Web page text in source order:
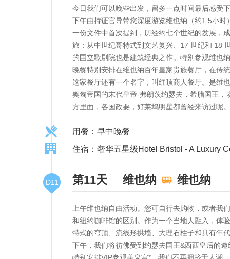
今日我们可以晚些出发，留多一点时间最后感受
下午由持证官导带您深度游览维也纳（约1.5小
一份文件中首次提到，历经约七个世纪的发展，
旅：从中世纪哥特式到文艺复兴、17 世纪和 18
的国立歌剧院也是建筑经典之作。特别参观维也
晚餐特别安排在维也纳百年皇家贵族餐厅，在传
这家餐厅还有一个名字，叫红顶商人餐厅。是维
奥匈帝国的末代皇帝-弗朗茨约瑟夫，希腊国王
方里面，各国政要，好莱坞明星都曾经来访过呢。
用餐：早中晚餐
住宿：奢华五星级Hotel Bristol - A Luxury
D11 第11天 维也纳 维也纳
上午维也纳自由活动。您可自行去购物，或者
和纽约咖啡馆的区别。作为一个当地人融入，体
特式的穹顶、流线形拱墙、大理石柱子和具有年
下午，我们将彷佛受到约瑟夫国王&西西皇后的
特别安排VIP参观美泉宫*，我们不再拥挤于人潮